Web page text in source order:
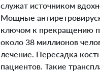
служат источником
Мощные
ключом к прекращению
около 38 миллионов
лечение. Пересадка
пациентов. Такие